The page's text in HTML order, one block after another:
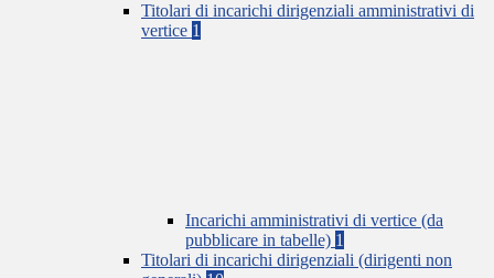
Titolari di incarichi dirigenziali amministrativi di
vertice 1
Incarichi amministrativi di vertice (da
pubblicare in tabelle) 1
Titolari di incarichi dirigenziali (dirigenti non